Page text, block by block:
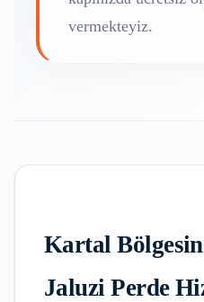
vermekteyiz.
Kartal
Jaluzi Perde